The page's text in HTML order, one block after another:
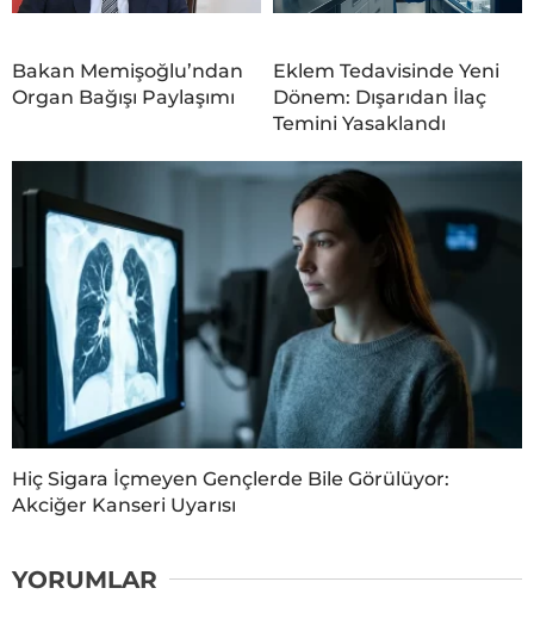
Bakan Memişoğlu’ndan
Organ Bağışı Paylaşımı
Eklem Tedavisinde Yeni
Dönem: Dışarıdan İlaç
Temini Yasaklandı
Hiç Sigara İçmeyen Gençlerde Bile Görülüyor:
Akciğer Kanseri Uyarısı
YORUMLAR